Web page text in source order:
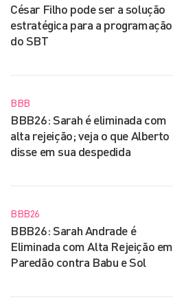
César Filho pode ser a solução
estratégica para a programação
do SBT
BBB
BBB26: Sarah é eliminada com
alta rejeição; veja o que Alberto
disse em sua despedida
BBB26
BBB26: Sarah Andrade é
Eliminada com Alta Rejeição em
Paredão contra Babu e Sol